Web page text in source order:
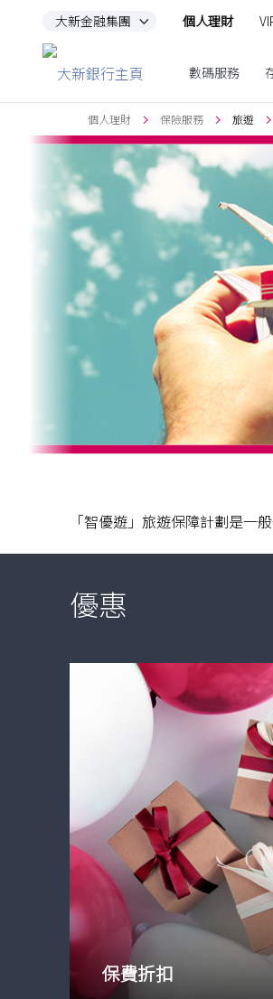
跳到主要內容
大新金融集團 個人理財
數碼服務
個人理財 保險服務 旅遊
「智優遊」旅遊保障計劃是一
優惠
保費折扣